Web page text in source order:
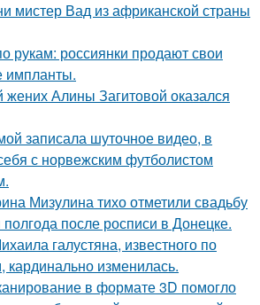
мистер Вад из африканской страны
рукам: россиянки продают свои
импланты.
Алины Загитовой оказался
записала шуточное видео, в
с норвежским футболистом
Мизулина тихо отметили свадьбу
полгода после росписи в Донецке.
галустяна, известного по
изменилась.
в формате 3D помогло